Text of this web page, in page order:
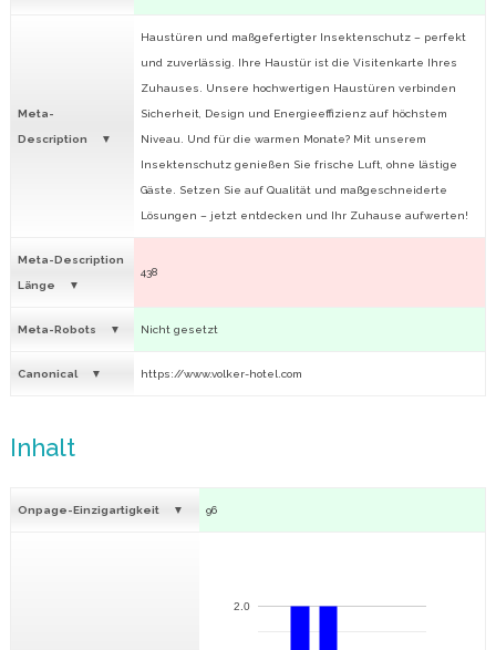
Meta-
Description
Haustüren und maßgefertigter Insektenschutz – perfekt
und zuverlässig. Ihre Haustür ist die Visitenkarte Ihres
Zuhauses. Unsere hochwertigen Haustüren verbinden
Sicherheit, Design und Energieeffizienz auf höchstem
Niveau. Und für die warmen Monate? Mit unserem
Insektenschutz genießen Sie frische Luft, ohne lästige
Gäste. Setzen Sie auf Qualität und maßgeschneiderte
Lösungen – jetzt entdecken und Ihr Zuhause aufwerten!
Meta-Description
Länge
438
Meta-Robots Nicht gesetzt
Canonical https://www.volker-hotel.com
Inhalt
Onpage-Einzigartigkeit 96
2.0